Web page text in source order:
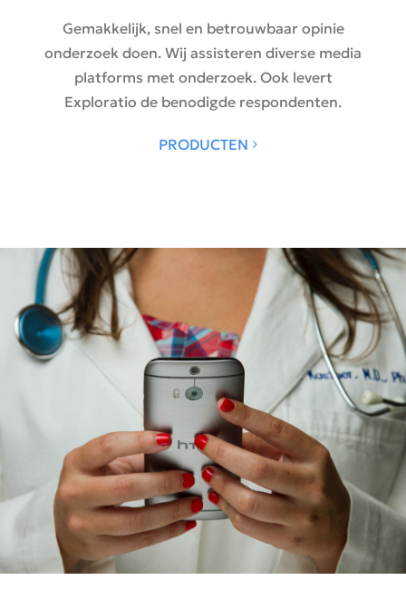
Gemakkelijk, snel en betrouwbaar opinie
onderzoek doen. Wij assisteren diverse media
platforms met onderzoek. Ook levert
Exploratio de benodigde respondenten.
PRODUCTEN